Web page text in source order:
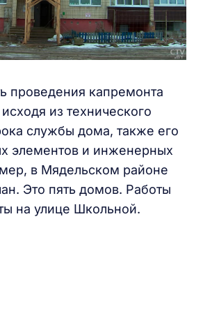
проведения капремонта
из технического
службы дома, также его
элементов и инженерных
в Мядельском районе
Это пять домов. Работы
на улице Школьной.